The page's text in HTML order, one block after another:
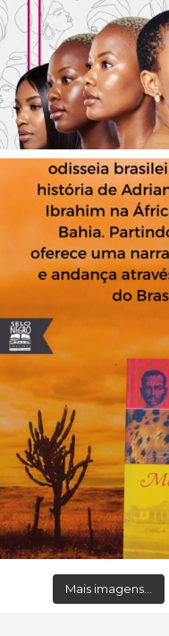
Mais imagens...